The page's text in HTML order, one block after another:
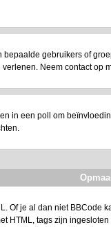
gebruikers of
Neem contact op
in een poll om
Of je al dan niet
HTML, tags zijn